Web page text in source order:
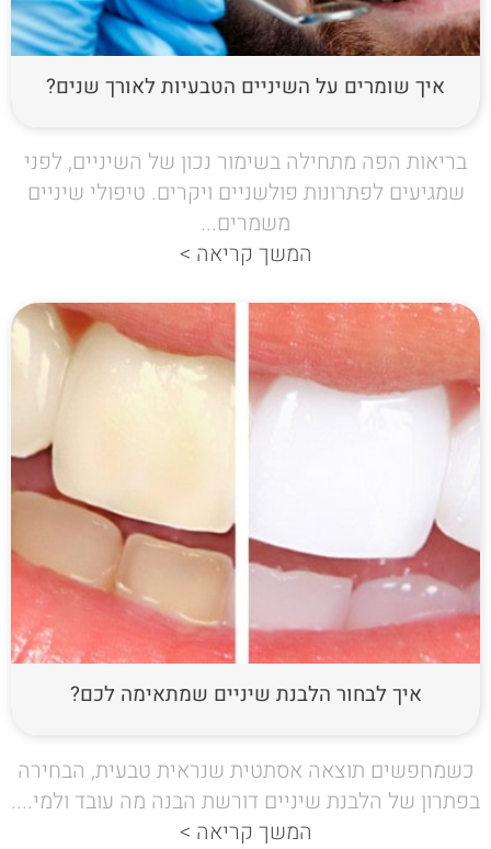
איך שומרים על השיניים הטבעיות לאורך שנים?
בריאות הפה מתחילה בשימור נכון של השיניים, לפני
שמגיעים לפתרונות פולשניים ויקרים. טיפולי שיניים
משמרים...
המשך קריאה >
איך לבחור הלבנת שיניים שמתאימה לכם?
כשמחפשים תוצאה אסתטית שנראית טבעית, הבחירה
בפתרון של הלבנת שיניים דורשת הבנה מה עובד ולמי....
המשך קריאה >